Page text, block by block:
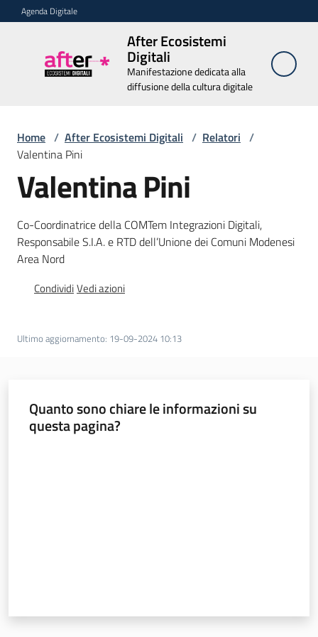
Vai al contenuto
Vai alla navigazione
Vai al footer
Agenda Digitale
After Ecosistemi
Digitali
Manifestazione dedicata alla
diffusione della cultura digitale
Ecosistemi
Digitali
cultura digitale
Chi
Relatori
Menu selezionato
Edizioni
Home / After Ecosistemi Digitali / Relatori /
Valentina Pini
Valentina Pini
Co-Coordinatrice della COMTem Integrazioni Digitali,
Responsabile S.I.A. e RTD dell’Unione dei Comuni Modenesi
Area Nord
CondividiVedi azioni
Ultimo aggiornamento: 19-09-2024 10:13
Quanto sono chiare le informazioni su
questa pagina?